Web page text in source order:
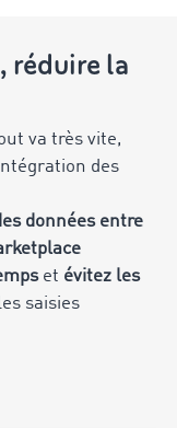
réduire la
va très vite,
des
données entre
et évitez les
saisies